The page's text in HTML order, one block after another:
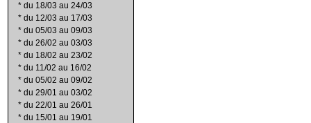
* du 18/03 au 24/03
* du 12/03 au 17/03
* du 05/03 au 09/03
* du 26/02 au 03/03
* du 18/02 au 23/02
* du 11/02 au 16/02
* du 05/02 au 09/02
* du 29/01 au 03/02
* du 22/01 au 26/01
* du 15/01 au 19/01